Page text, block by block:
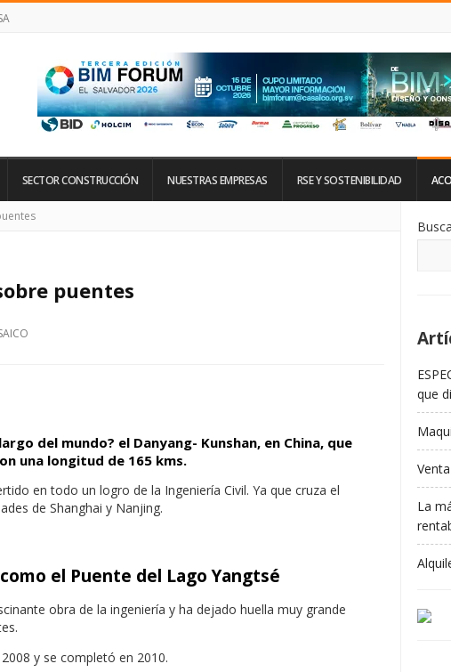
SECTOR CONSTRUCCIÓN NUESTRAS EMPRESAS RSE Y SOSTENIBILIDAD
puentes
del mundo? el Danyang- Kunshan, en China, que
una longitud de 165 kms.
en todo un logro de la Ingeniería Civil. Ya que cruza el
de Shanghai y Nanjing.
el Puente del Lago Yangtsé
obra de la ingeniería y ha dejado huella muy grande
y se completó en 2010.
De
La
que
La